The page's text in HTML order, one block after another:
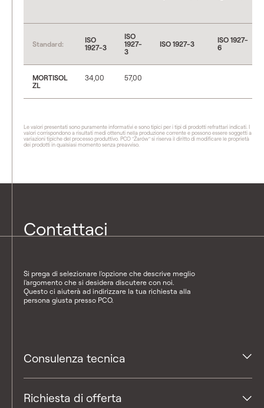
Standard:
ISO
1927-3
ISO
1927-
3
ISO 1927-3
ISO 1927-
6
MORTISOL
ZL
34,00 57,00
Le valori presentati sono puramente informativi e sono tipici per i tipi di prodotti refrattari indicati. I
valori corrispondono a risultati medi ottenuti nella produzione corrente e possono essere soggetti a
variazioni tipiche del processo produttivo. PCO "Żarów" si riserva il diritto di modificare le proprietà
dei prodotti in qualsiasi momento senza preavviso.
Contattaci
Si prega di selezionare l'opzione che descrive meglio
l'argomento che si desidera discutere con noi.
Questo ci aiuterà ad indirizzare la tua richiesta alla
persona giusta presso PCO.
Consulenza tecnica
Richiesta di offerta